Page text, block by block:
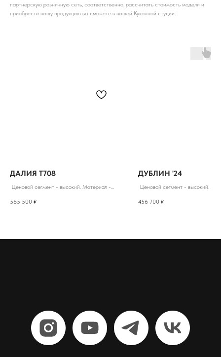
партнерскую розничную сеть, соответственно, рассчитать стоимость модели и
приобрести нашу продукцию вы сможете в нашей Кухонной студии.
ДАЛИЯ Т708
Ценовой сегмент - высокий. Материал -
565 500 ₽
ДУБЛИН '24
Ценовой сегмент - высокий.
456 700 ₽